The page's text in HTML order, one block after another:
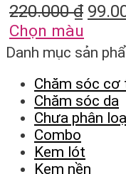
220.000₫
Chọn màu
Danh mục sản
Chăm sóc cơ
Chăm sóc da
Chưa phân
Combo
Kem lót
Kem nền